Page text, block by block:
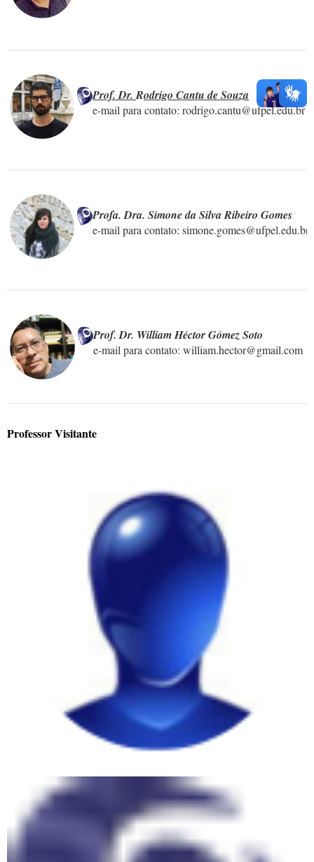
Prof. Dr. Rodrigo Cantu de Souza
e-mail para contato: rodrigo.cantu@ufpel.edu.br
Profa. Dra. Simone da Silva Ribeiro Gomes
e-mail para contato: simone.gomes@ufpel.edu.br
Prof. Dr. William Héctor Gómez Soto
e-mail para contato: william.hector@gmail.com
Professor Visitante